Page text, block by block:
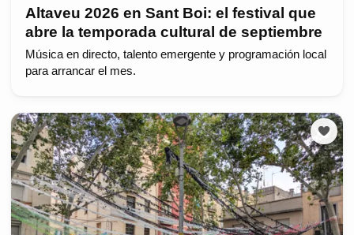
Altaveu 2026 en Sant Boi: el festival que
abre la temporada cultural de septiembre
Música en directo, talento emergente y programación local
para arrancar el mes.